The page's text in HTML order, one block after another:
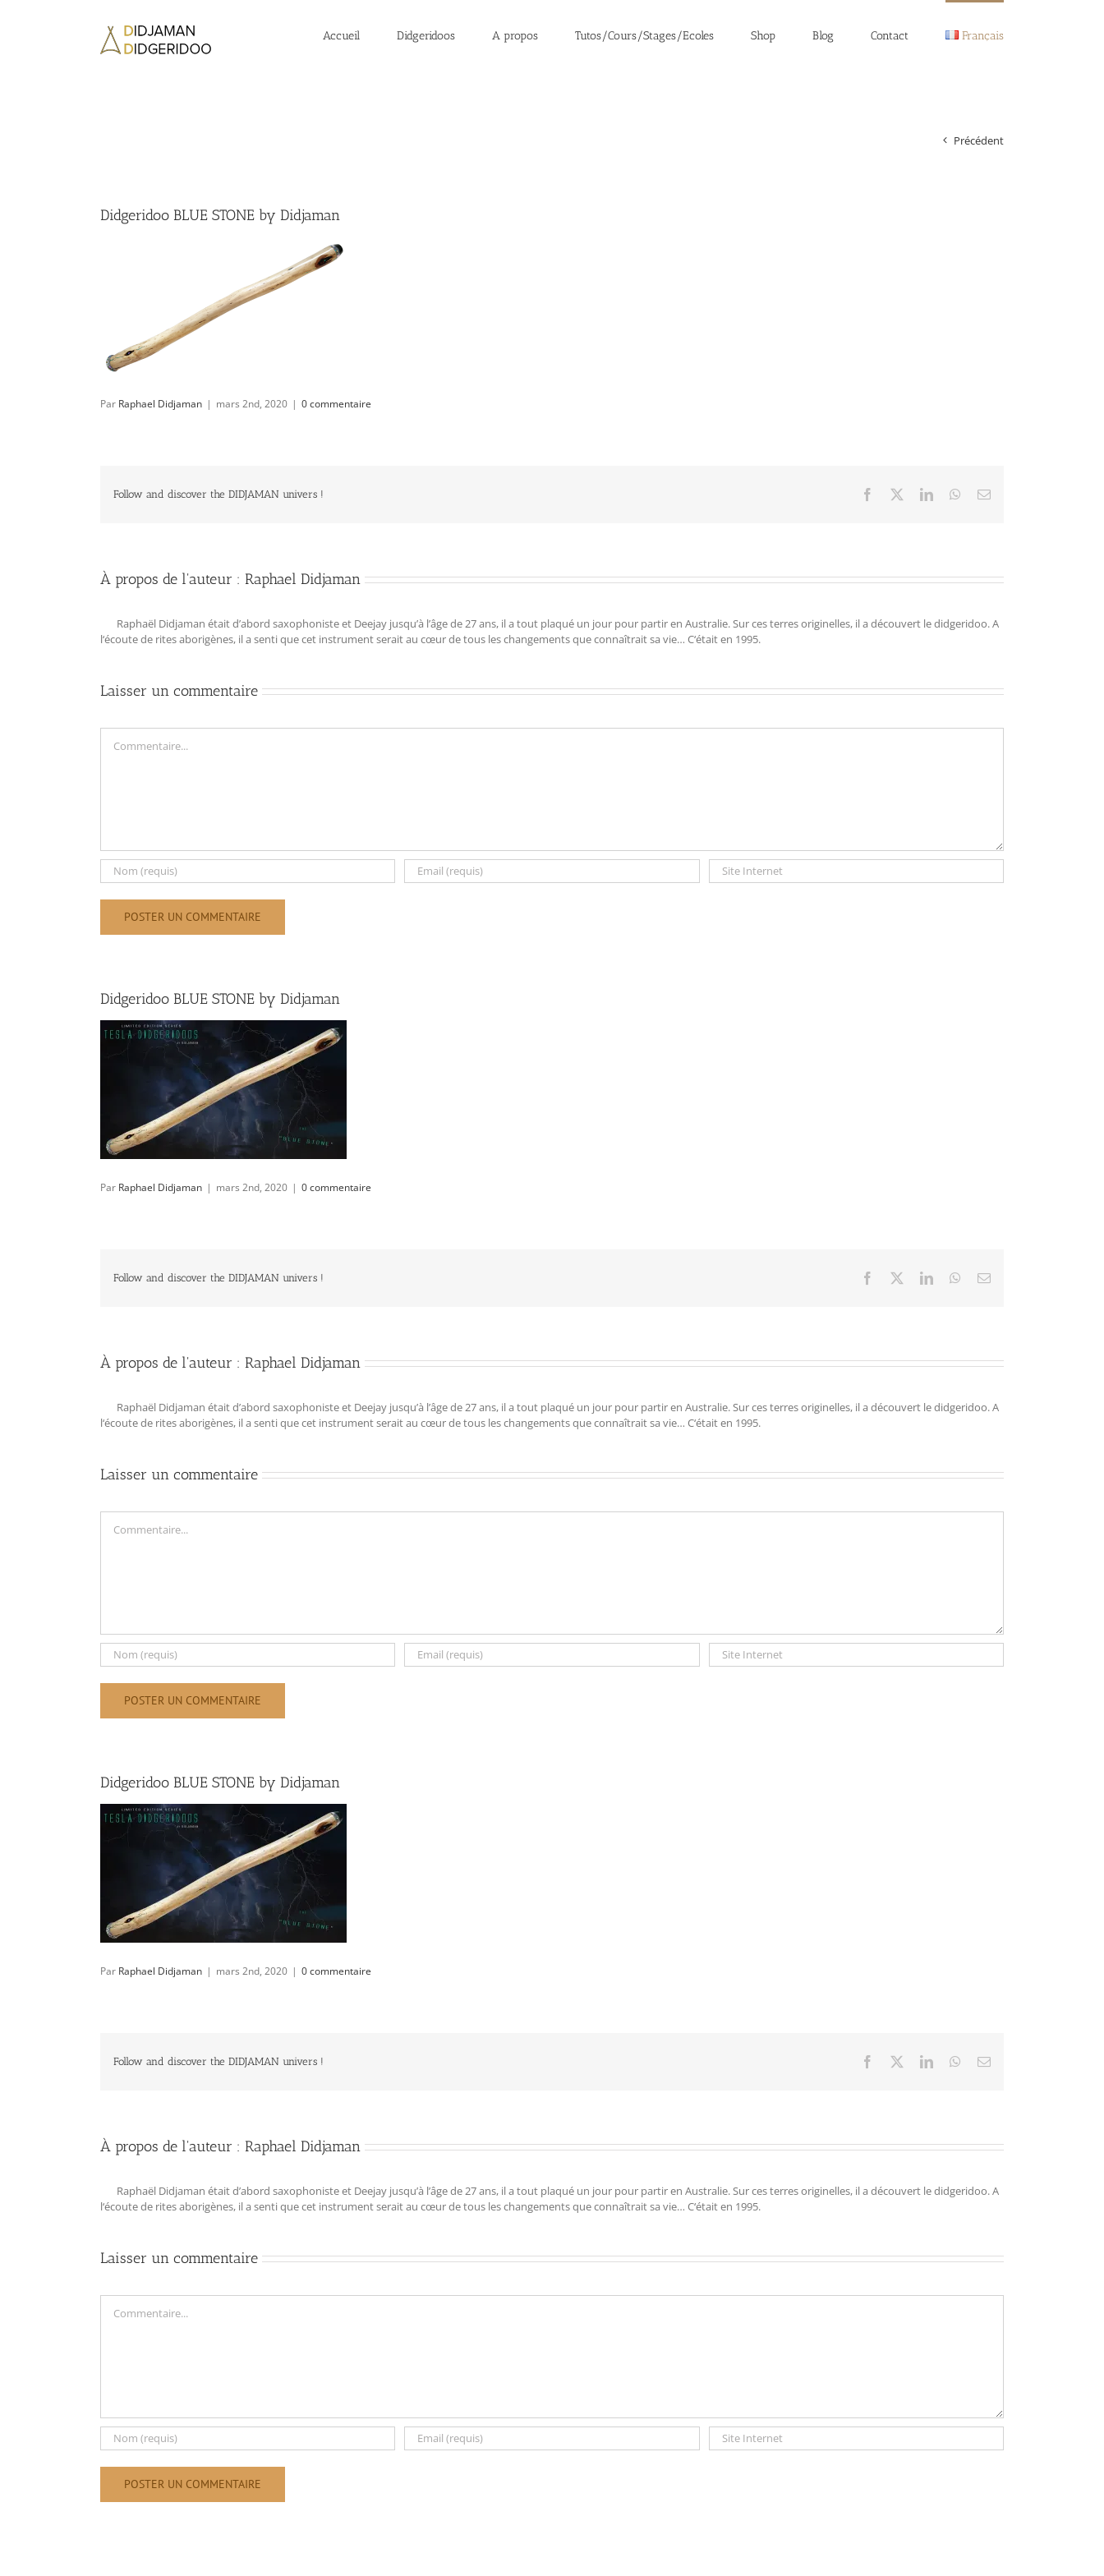
Accueil Didgeridoos A propos Tutos/Cours/Stages/Ecoles Shop Blog Contact Français
Précédent
Didgeridoo BLUE STONE by Didjaman
Par Raphael Didjaman | mars 2nd, 2020 | 0 commentaire
Follow and discover the DIDJAMAN univers ! Facebook LinkedInWhatsApp
Email
À propos de l'auteur : Raphael Didjaman
Raphaël Didjaman était d’abord saxophoniste et Deejay jusqu’à l’âge de 27 ans, il a tout plaqué un jour pour partir en Australie. Sur ces terres originelles, il a découvert le didgeridoo. A
l‘écoute de rites aborigènes, il a senti que cet instrument serait au cœur de tous les changements que connaîtrait sa vie… C‘était en 1995.
Laisser un commentaire
Didgeridoo BLUE STONE by Didjaman
Par Raphael Didjaman | mars 2nd, 2020 | 0 commentaire
Follow and discover the DIDJAMAN univers ! Facebook LinkedInWhatsApp
Email
À propos de l'auteur : Raphael Didjaman
Raphaël Didjaman était d’abord saxophoniste et Deejay jusqu’à l’âge de 27 ans, il a tout plaqué un jour pour partir en Australie. Sur ces terres originelles, il a découvert le didgeridoo. A
l‘écoute de rites aborigènes, il a senti que cet instrument serait au cœur de tous les changements que connaîtrait sa vie… C‘était en 1995.
Laisser un commentaire
Didgeridoo BLUE STONE by Didjaman
Par Raphael Didjaman | mars 2nd, 2020 | 0 commentaire
Follow and discover the DIDJAMAN univers ! Facebook LinkedInWhatsApp
Email
À propos de l'auteur : Raphael Didjaman
Raphaël Didjaman était d’abord saxophoniste et Deejay jusqu’à l’âge de 27 ans, il a tout plaqué un jour pour partir en Australie. Sur ces terres originelles, il a découvert le didgeridoo. A
l‘écoute de rites aborigènes, il a senti que cet instrument serait au cœur de tous les changements que connaîtrait sa vie… C‘était en 1995.
Laisser un commentaire